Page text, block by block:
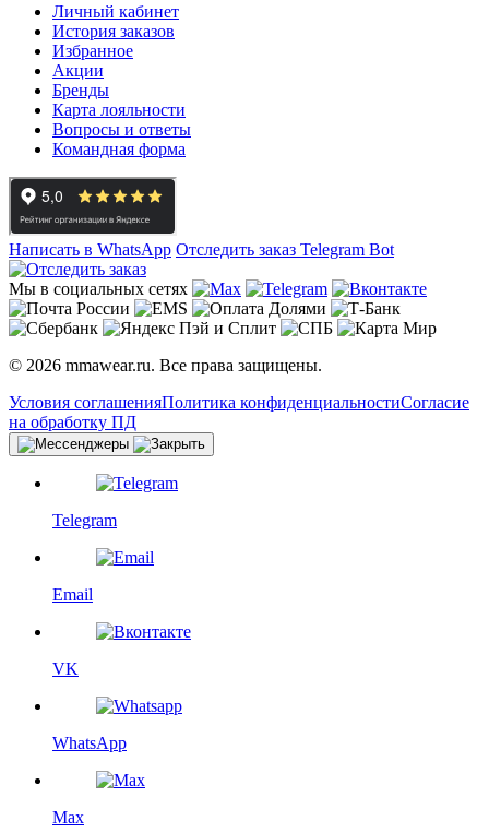
Личный кабинет
История заказов
Избранное
Акции
Бренды
Карта лояльности
Вопросы и ответы
Командная форма
Написать в WhatsApp Отследить заказ Telegram Bot
Мы в социальных сетях
© 2026 mmawear.ru. Все права защищены.
Условия соглашенияПолитика конфиденциальностиСогласие
на обработку ПД
Telegram
Email
VK
WhatsApp
Max